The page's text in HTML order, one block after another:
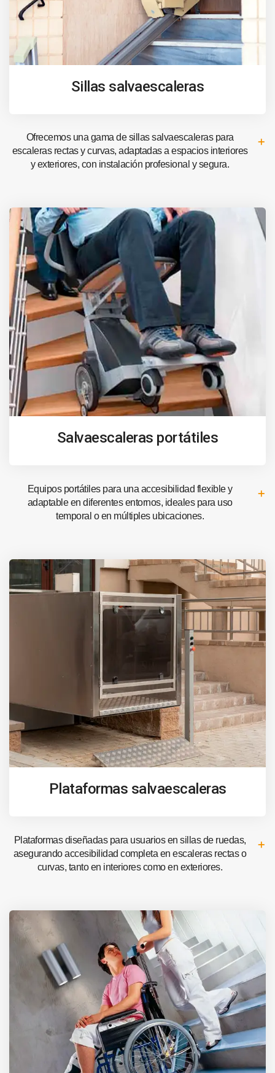
Sillas salvaescaleras
Ofrecemos una gama de sillas salvaescaleras para
escaleras rectas y curvas, adaptadas a espacios interiores
y exteriores, con instalación profesional y segura.
Salvaescaleras portátiles
Equipos portátiles para una accesibilidad flexible y
adaptable en diferentes entornos, ideales para uso
temporal o en múltiples ubicaciones.
Plataformas salvaescaleras
Plataformas diseñadas para usuarios en sillas de ruedas,
asegurando accesibilidad completa en escaleras rectas o
curvas, tanto en interiores como en exteriores.